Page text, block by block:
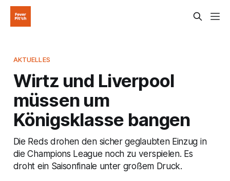
AKTUELLES
Wirtz und Liverpool
müssen um
Königsklasse bangen
Die Reds drohen den sicher geglaubten Einzug in
die Champions League noch zu verspielen. Es
droht ein Saisonfinale unter großem Druck.